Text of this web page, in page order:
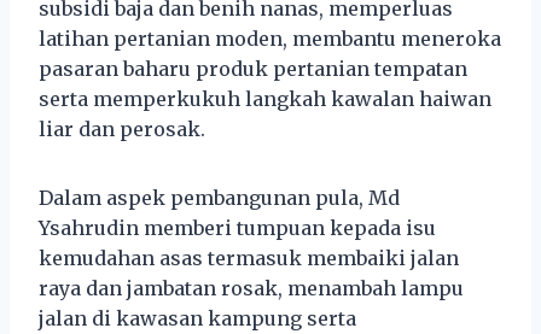
subsidi baja dan benih nanas, memperluas
latihan pertanian moden, membantu meneroka
pasaran baharu produk pertanian tempatan
serta memperkukuh langkah kawalan haiwan
liar dan perosak.
Dalam aspek pembangunan pula, Md
Ysahrudin memberi tumpuan kepada isu
kemudahan asas termasuk membaiki jalan
raya dan jambatan rosak, menambah lampu
jalan di kawasan kampung serta